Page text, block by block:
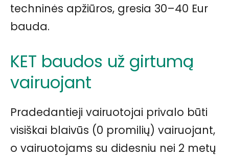
techninės apžiūros, gresia 30–40 Eur
bauda.
KET baudos už girtumą
vairuojant
Pradedantieji vairuotojai privalo būti
visiškai blaivūs (0 promilių) vairuojant,
o vairuotojams su didesniu nei 2 metų